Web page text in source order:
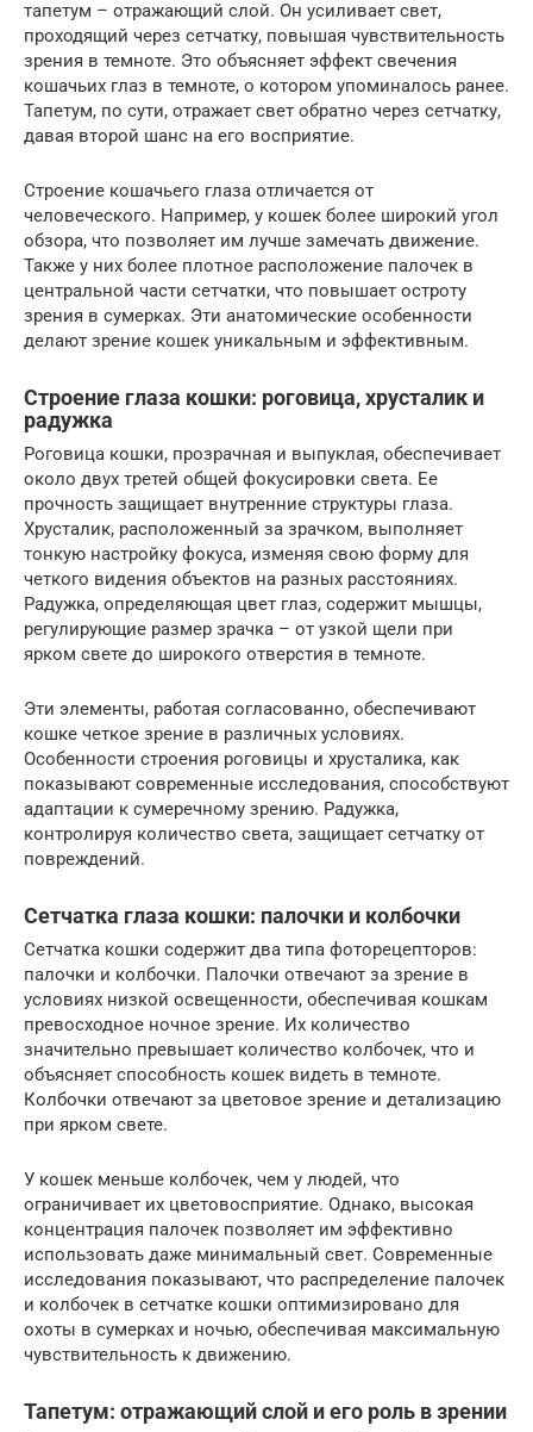
тапетум – отражающий слой. Он усиливает свет,
проходящий через сетчатку, повышая чувствительность
зрения в темноте. Это объясняет эффект свечения
кошачьих глаз в темноте, о котором упоминалось ранее.
Тапетум, по сути, отражает свет обратно через сетчатку,
давая второй шанс на его восприятие.
Строение кошачьего глаза отличается от
человеческого. Например, у кошек более широкий угол
обзора, что позволяет им лучше замечать движение.
Также у них более плотное расположение палочек в
центральной части сетчатки, что повышает остроту
зрения в сумерках. Эти анатомические особенности
делают зрение кошек уникальным и эффективным.
Строение глаза кошки: роговица, хрусталик и
радужка
Роговица кошки, прозрачная и выпуклая, обеспечивает
около двух третей общей фокусировки света. Ее
прочность защищает внутренние структуры глаза.
Хрусталик, расположенный за зрачком, выполняет
тонкую настройку фокуса, изменяя свою форму для
четкого видения объектов на разных расстояниях.
Радужка, определяющая цвет глаз, содержит мышцы,
регулирующие размер зрачка – от узкой щели при
ярком свете до широкого отверстия в темноте.
Эти элементы, работая согласованно, обеспечивают
кошке четкое зрение в различных условиях.
Особенности строения роговицы и хрусталика, как
показывают современные исследования, способствуют
адаптации к сумеречному зрению. Радужка,
контролируя количество света, защищает сетчатку от
повреждений.
Сетчатка глаза кошки: палочки и колбочки
Сетчатка кошки содержит два типа фоторецепторов:
палочки и колбочки. Палочки отвечают за зрение в
условиях низкой освещенности, обеспечивая кошкам
превосходное ночное зрение. Их количество
значительно превышает количество колбочек, что и
объясняет способность кошек видеть в темноте.
Колбочки отвечают за цветовое зрение и детализацию
при ярком свете.
У кошек меньше колбочек, чем у людей, что
ограничивает их цветовосприятие. Однако, высокая
концентрация палочек позволяет им эффективно
использовать даже минимальный свет. Современные
исследования показывают, что распределение палочек
и колбочек в сетчатке кошки оптимизировано для
охоты в сумерках и ночью, обеспечивая максимальную
чувствительность к движению.
Тапетум: отражающий слой и его роль в зрении